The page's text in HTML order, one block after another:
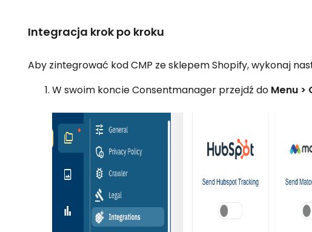
Integracja krok po kroku
Aby zintegrować kod CMP ze sklepem Shopify, wykonaj
W swoim koncie Consentmanager przejdź do Menu >